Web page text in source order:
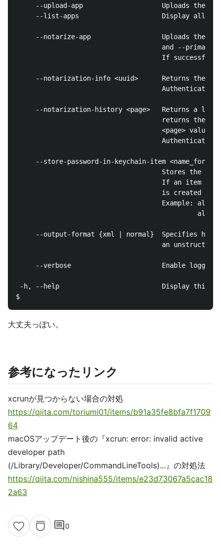
--upload-app                    Uploads the
--list-apps                     Display all
--notarize-app                  Uploads the
and --
If
--notarization-info <uuid>      Returns the
--notarization-history <page>   Returns a
returns the
<page> value
--store-password-in-keychain-item
Stores the
If an item
is created
Example:
--output-format {xml | normal}  Specifies how
an
--verbose                       Enable logging
-h, --help                          Display this
大丈夫っぽい。
参考になったリンク
xcrunが見つからない場合の対処
https://qiita.com/toriumi01/items/b91a35fe8bfa7f1709
64
macOSアップデート後の『xcrun: error: invalid active
developer path
(/Library/Developer/CommandLineTools)...』の対処法
https://qiita.com/nishina555/items/e23d73067a5cac18
2a63
comment0